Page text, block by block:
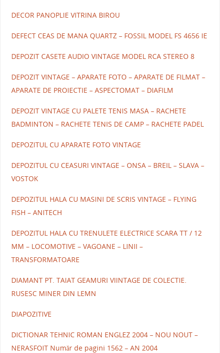
DECOR PANOPLIE VITRINA BIROU
DEFECT CEAS DE MANA QUARTZ – FOSSIL MODEL FS 4656 IE
DEPOZIT CASETE AUDIO VINTAGE MODEL RCA STEREO 8
DEPOZIT VINTAGE – APARATE FOTO – APARATE DE FILMAT –
APARATE DE PROIECTIE – ASPECTOMAT – DIAFILM
DEPOZIT VINTAGE CU PALETE TENIS MASA – RACHETE
BADMINTON – RACHETE TENIS DE CAMP – RACHETE PADEL
DEPOZITUL CU APARATE FOTO VINTAGE
DEPOZITUL CU CEASURI VINTAGE – ONSA – BREIL – SLAVA –
VOSTOK
DEPOZITUL HALA CU MASINI DE SCRIS VINTAGE – FLYING
FISH – ANITECH
DEPOZITUL HALA CU TRENULETE ELECTRICE SCARA TT / 12
MM – LOCOMOTIVE – VAGOANE – LINII –
TRANSFORMATOARE
DIAMANT PT. TAIAT GEAMURI VIINTAGE DE COLECTIE.
RUSESC MINER DIN LEMN
DIAPOZITIVE
DICTIONAR TEHNIC ROMAN ENGLEZ 2004 – NOU NOUT –
NERASFOIT Număr de pagini 1562 – AN 2004